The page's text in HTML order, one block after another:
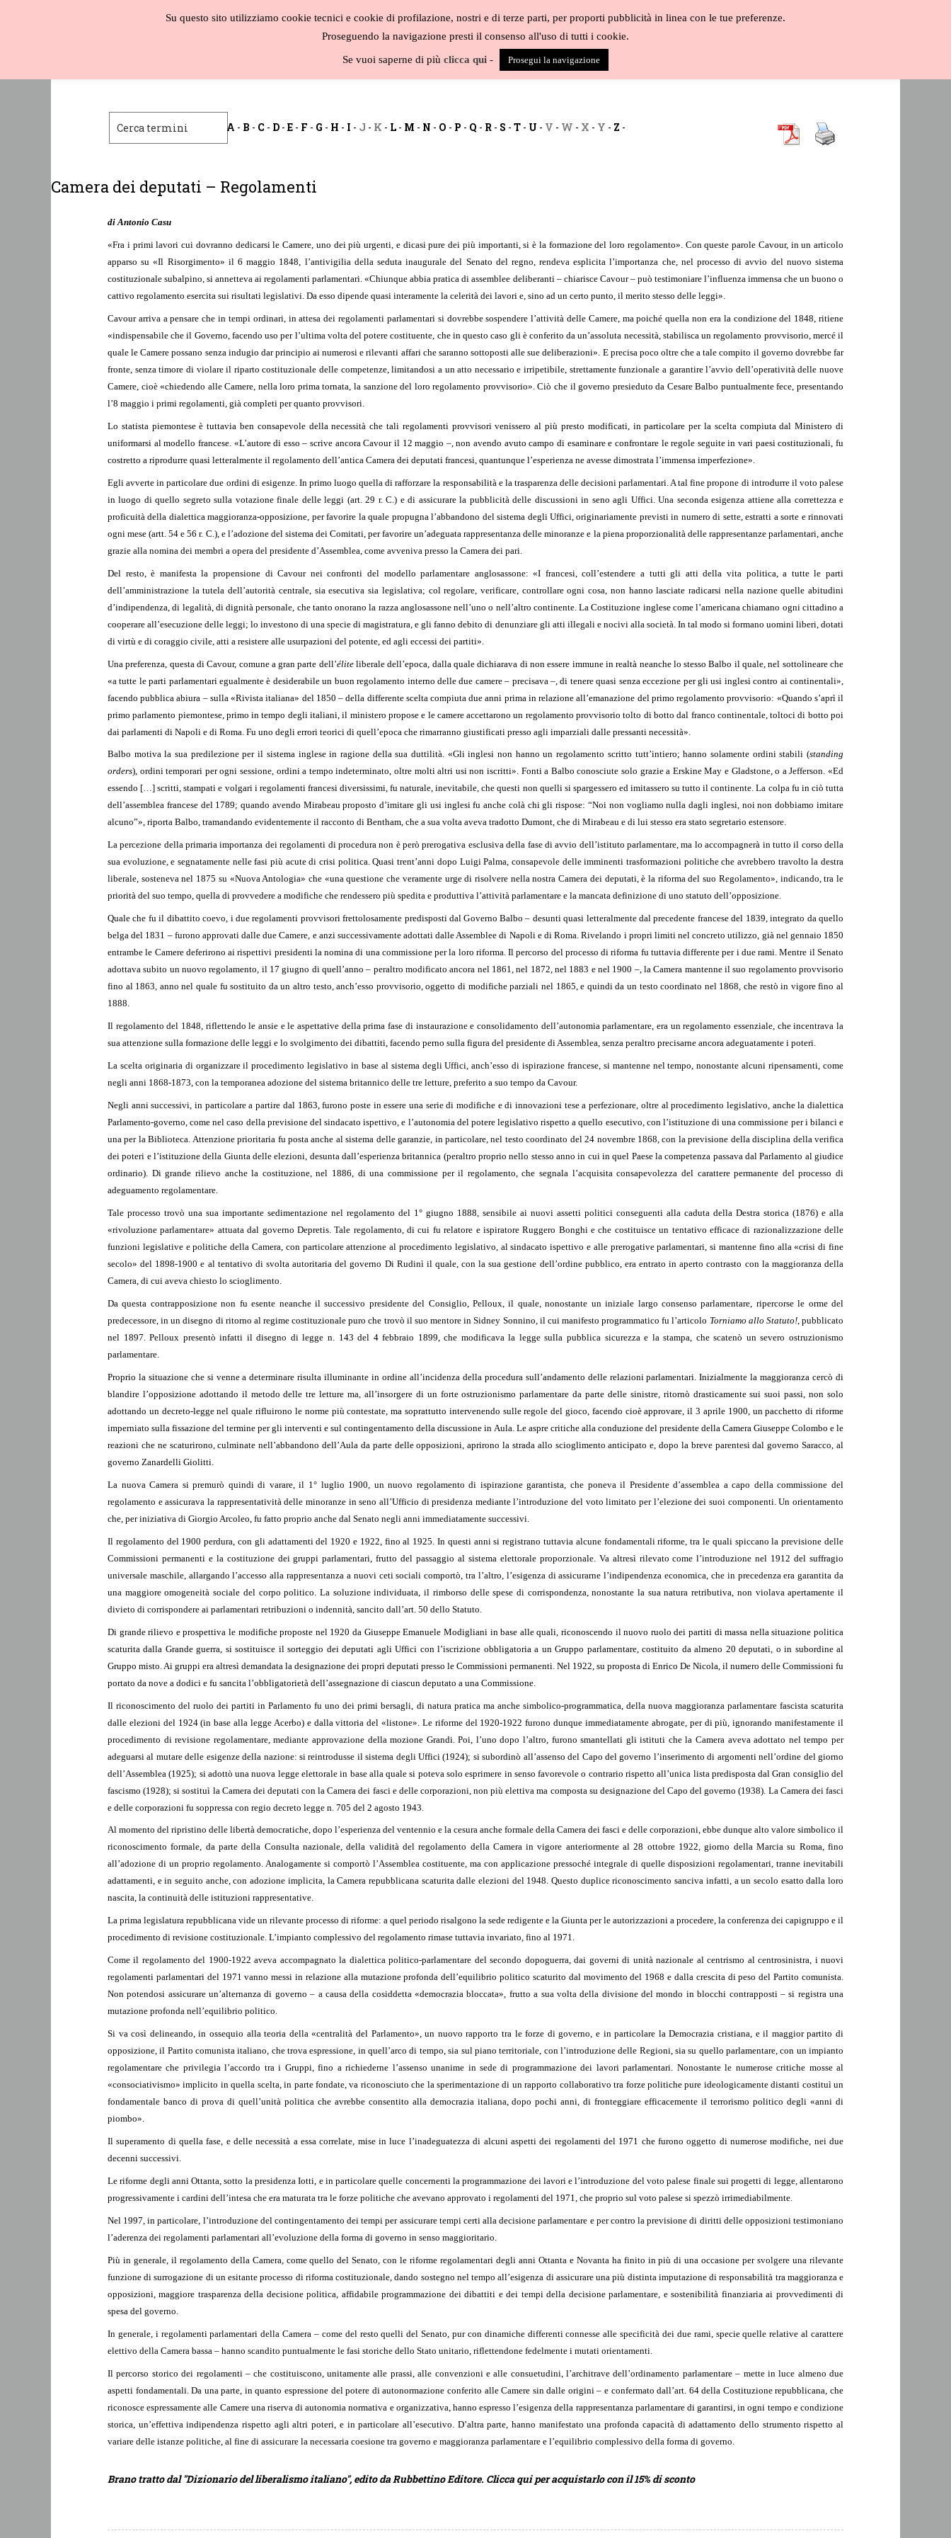
BLOG CATALOGO
A - B - C - D -E - F - G - H - I - J - K - L - M - N - O - P - Q - R - S -T - U - V - W - X - Y - Z -
Camera dei deputati – Regolamenti
di Antonio Casu
«Fra i primi lavori cui dovranno dedicarsi le Camere, uno dei più urgenti, e dicasi pure dei più importanti, si è la formazione del loro regolamento». Con queste parole Cavour, in un articolo
apparso su «Il Risorgimento» il 6 maggio 1848, l’antivigilia della seduta inaugurale del Senato del regno, rendeva esplicita l’importanza che, nel processo di avvio del nuovo sistema
costituzionale subalpino, si annetteva ai regolamenti parlamentari. «Chiunque abbia pratica di assemblee deliberanti – chiarisce Cavour – può testimoniare l’influenza immensa che un buono o
cattivo regolamento esercita sui risultati legislativi. Da esso dipende quasi interamente la celerità dei lavori e, sino ad un certo punto, il merito stesso delle leggi».
Cavour arriva a pensare che in tempi ordinari, in attesa dei regolamenti parlamentari si dovrebbe sospendere l’attività delle Camere, ma poiché quella non era la condizione del 1848, ritiene
«indispensabile che il Governo, facendo uso per l’ultima volta del potere costituente, che in questo caso gli è conferito da un’assoluta necessità, stabilisca un regolamento provvisorio, mercé il
quale le Camere possano senza indugio dar principio ai numerosi e rilevanti affari che saranno sottoposti alle sue deliberazioni». E precisa poco oltre che a tale compito il governo dovrebbe far
fronte, senza timore di violare il riparto costituzionale delle competenze, limitandosi a un atto necessario e irripetibile, strettamente funzionale a garantire l’avvio dell’operatività delle nuove
Camere, cioè «chiedendo alle Camere, nella loro prima tornata, la sanzione del loro regolamento provvisorio». Ciò che il governo presieduto da Cesare Balbo puntualmente fece, presentando
l’8 maggio i primi regolamenti, già completi per quanto provvisori.
Lo statista piemontese è tuttavia ben consapevole della necessità che tali regolamenti provvisori venissero al più presto modificati, in particolare per la scelta compiuta dal Ministero di
uniformarsi al modello francese. «L’autore di esso – scrive ancora Cavour il 12 maggio –, non avendo avuto campo di esaminare e confrontare le regole seguite in vari paesi costituzionali, fu
costretto a riprodurre quasi letteralmente il regolamento dell’antica Camera dei deputati francesi, quantunque l’esperienza ne avesse dimostrata l’immensa imperfezione».
Egli avverte in particolare due ordini di esigenze. In primo luogo quella di rafforzare la responsabilità e la trasparenza delle decisioni parlamentari. A tal fine propone di introdurre il voto palese
in luogo di quello segreto sulla votazione finale delle leggi (art. 29 r. C.) e di assicurare la pubblicità delle discussioni in seno agli Uffici. Una seconda esigenza attiene alla correttezza e
proficuità della dialettica maggioranza-opposizione, per favorire la quale propugna l’abbandono del sistema degli Uffici, originariamente previsti in numero di sette, estratti a sorte e rinnovati
ogni mese (artt. 54 e 56 r. C.), e l’adozione del sistema dei Comitati, per favorire un’adeguata rappresentanza delle minoranze e la piena proporzionalità delle rappresentanze parlamentari, anche
grazie alla nomina dei membri a opera del presidente d’Assemblea, come avveniva presso la Camera dei pari.
Del resto, è manifesta la propensione di Cavour nei confronti del modello parlamentare anglosassone: «I francesi, coll’estendere a tutti gli atti della vita politica, a tutte le parti
dell’amministrazione la tutela dell’autorità centrale, sia esecutiva sia legislativa; col regolare, verificare, controllare ogni cosa, non hanno lasciate radicarsi nella nazione quelle abitudini
d’indipendenza, di legalità, di dignità personale, che tanto onorano la razza anglosassone nell’uno o nell’altro continente. La Costituzione inglese come l’americana chiamano ogni cittadino a
cooperare all’esecuzione delle leggi; lo investono di una specie di magistratura, e gli fanno debito di denunziare gli atti illegali e nocivi alla società. In tal modo si formano uomini liberi, dotati
di virtù e di coraggio civile, atti a resistere alle usurpazioni del potente, ed agli eccessi dei partiti».
Una preferenza, questa di Cavour, comune a gran parte dell’éliteliberale dell’epoca, dalla quale dichiarava di non essere immune in realtà neanche lo stesso Balbo il quale, nel sottolineare che
«a tutte le parti parlamentari egualmente è desiderabile un buon regolamento interno delle due camere – precisava –, di tenere quasi senza eccezione per gli usi inglesi contro ai continentali»,
facendo pubblica abiura – sulla «Rivista italiana» del 1850 – della differente scelta compiuta due anni prima in relazione all’emanazione del primo regolamento provvisorio: «Quando s’aprì il
primo parlamento piemontese, primo in tempo degli italiani, il ministero propose e le camere accettarono un regolamento provvisorio tolto di botto dal franco continentale, toltoci di botto poi
dai parlamenti di Napoli e di Roma. Fu uno degli errori teorici di quell’epoca che rimarranno giustificati presso agli imparziali dalle pressanti necessità».
Balbo motiva la sua predilezione per il sistema inglese in ragione della sua duttilità. «Gli inglesi non hanno un regolamento scritto tutt’intiero; hanno solamente ordini stabili (standing
orders), ordini temporari per ogni sessione, ordini a tempo indeterminato, oltre molti altri usi non iscritti». Fonti a Balbo conosciute solo grazie a Erskine May e Gladstone, o a Jefferson. «Ed
essendo […] scritti, stampati e volgari i regolamenti francesi diversissimi, fu naturale, inevitabile, che questi non quelli si spargessero ed imitassero su tutto il continente. La colpa fu in ciò tutta
dell’assemblea francese del 1789; quando avendo Mirabeau proposto d’imitare gli usi inglesi fu anche colà chi gli rispose: “Noi non vogliamo nulla dagli inglesi, noi non dobbiamo imitare
alcuno”», riporta Balbo, tramandando evidentemente il racconto di Bentham, che a sua volta aveva tradotto Dumont, che di Mirabeau e di lui stesso era stato segretario estensore.
La percezione della primaria importanza dei regolamenti di procedura non è però prerogativa esclusiva della fase di avvio dell’istituto parlamentare, ma lo accompagnerà in tutto il corso della
sua evoluzione, e segnatamente nelle fasi più acute di crisi politica. Quasi trent’anni dopo Luigi Palma, consapevole delle imminenti trasformazioni politiche che avrebbero travolto la destra
liberale, sosteneva nel 1875 su «Nuova Antologia» che «una questione che veramente urge di risolvere nella nostra Camera dei deputati, è la riforma del suo Regolamento», indicando, tra le
priorità del suo tempo, quella di provvedere a modifiche che rendessero più spedita e produttiva l’attività parlamentare e la mancata definizione di uno statuto dell’opposizione.
Quale che fu il dibattito coevo, i due regolamenti provvisori frettolosamente predisposti dal Governo Balbo – desunti quasi letteralmente dal precedente francese del 1839, integrato da quello
belga del 1831 – furono approvati dalle due Camere, e anzi successivamente adottati dalle Assemblee di Napoli e di Roma. Rivelando i propri limiti nel concreto utilizzo, già nel gennaio 1850
entrambe le Camere deferirono ai rispettivi presidenti la nomina di una commissione per la loro riforma. Il percorso del processo di riforma fu tuttavia differente per i due rami. Mentre il Senato
adottava subito un nuovo regolamento, il 17 giugno di quell’anno – peraltro modificato ancora nel 1861, nel 1872, nel 1883 e nel 1900 –, la Camera mantenne il suo regolamento provvisorio
fino al 1863, anno nel quale fu sostituito da un altro testo, anch’esso provvisorio, oggetto di modifiche parziali nel 1865, e quindi da un testo coordinato nel 1868, che restò in vigore fino al
1888.
Il regolamento del 1848, riflettendo le ansie e le aspettative della prima fase di instaurazione e consolidamento dell’autonomia parlamentare, era un regolamento essenziale, che incentrava la
sua attenzione sulla formazione delle leggi e lo svolgimento dei dibattiti, facendo perno sulla figura del presidente di Assemblea, senza peraltro precisarne ancora adeguatamente i poteri.
La scelta originaria di organizzare il procedimento legislativo in base al sistema degli Uffici, anch’esso di ispirazione francese, si mantenne nel tempo, nonostante alcuni ripensamenti, come
negli anni 1868-1873, con la temporanea adozione del sistema britannico delle tre letture, preferito a suo tempo da Cavour.
Negli anni successivi, in particolare a partire dal 1863, furono poste in essere una serie di modifiche e di innovazioni tese a perfezionare, oltre al procedimento legislativo, anche la dialettica
Parlamento-governo, come nel caso della previsione del sindacato ispettivo, e l’autonomia del potere legislativo rispetto a quello esecutivo, con l’istituzione di una commissione per i bilanci e
una per la Biblioteca. Attenzione prioritaria fu posta anche al sistema delle garanzie, in particolare, nel testo coordinato del 24 novembre 1868, con la previsione della disciplina della verifica
dei poteri e l’istituzione della Giunta delle elezioni, desunta dall’esperienza britannica (peraltro proprio nello stesso anno in cui in quel Paese la competenza passava dal Parlamento al giudice
ordinario). Di grande rilievo anche la costituzione, nel 1886, di una commissione per il regolamento, che segnala l’acquisita consapevolezza del carattere permanente del processo di
adeguamento regolamentare.
Tale processo trovò una sua importante sedimentazione nel regolamento del 1° giugno 1888, sensibile ai nuovi assetti politici conseguenti alla caduta della Destra storica (1876) e alla
«rivoluzione parlamentare» attuata dal governo Depretis. Tale regolamento, di cui fu relatore e ispiratore Ruggero Bonghi e che costituisce un tentativo efficace di razionalizzazione delle
funzioni legislative e politiche della Camera, con particolare attenzione al procedimento legislativo, al sindacato ispettivo e alle prerogative parlamentari, si mantenne fino alla «crisi di fine
secolo» del 1898-1900 e al tentativo di svolta autoritaria del governo Di Rudinì il quale, con la sua gestione dell’ordine pubblico, era entrato in aperto contrasto con la maggioranza della
Camera, di cui aveva chiesto lo scioglimento.
Da questa contrapposizione non fu esente neanche il successivo presidente del Consiglio, Pelloux, il quale, nonostante un iniziale largo consenso parlamentare, ripercorse le orme del
predecessore, in un disegno di ritorno al regime costituzionale puro che trovò il suo mentore in Sidney Sonnino, il cui manifesto programmatico fu l’articolo Torniamo allo Statuto!, pubblicato
nel 1897. Pelloux presentò infatti il disegno di legge n. 143 del 4 febbraio 1899, che modificava la legge sulla pubblica sicurezza e la stampa, che scatenò un severo ostruzionismo
parlamentare.
Proprio la situazione che si venne a determinare risulta illuminante in ordine all’incidenza della procedura sull’andamento delle relazioni parlamentari. Inizialmente la maggioranza cercò di
blandire l’opposizione adottando il metodo delle tre letture ma, all’insorgere di un forte ostruzionismo parlamentare da parte delle sinistre, ritornò drasticamente sui suoi passi, non solo
adottando un decreto-legge nel quale rifluirono le norme più contestate, ma soprattutto intervenendo sulle regole del gioco, facendo cioè approvare, il 3 aprile 1900, un pacchetto di riforme
imperniato sulla fissazione del termine per gli interventi e sul contingentamento della discussione in Aula. Le aspre critiche alla conduzione del presidente della Camera Giuseppe Colombo e le
reazioni che ne scaturirono, culminate nell’abbandono dell’Aula da parte delle opposizioni, aprirono la strada allo scioglimento anticipato e, dopo la breve parentesi dal governo Saracco, al
governo Zanardelli Giolitti.
La nuova Camera si premurò quindi di varare, il 1° luglio 1900, un nuovo regolamento di ispirazione garantista, che poneva il Presidente d’assemblea a capo della commissione del
regolamento e assicurava la rappresentatività delle minoranze in seno all’Ufficio di presidenza mediante l’introduzione del voto limitato per l’elezione dei suoi componenti. Un orientamento
che, per iniziativa di Giorgio Arcoleo, fu fatto proprio anche dal Senato negli anni immediatamente successivi.
Il regolamento del 1900 perdura, con gli adattamenti del 1920 e 1922, fino al 1925. In questi anni si registrano tuttavia alcune fondamentali riforme, tra le quali spiccano la previsione delle
Commissioni permanenti e la costituzione dei gruppi parlamentari, frutto del passaggio al sistema elettorale proporzionale. Va altresì rilevato come l’introduzione nel 1912 del suffragio
universale maschile, allargando l’accesso alla rappresentanza a nuovi ceti sociali comportò, tra l’altro, l’esigenza di assicurarne l’indipendenza economica, che in precedenza era garantita da
una maggiore omogeneità sociale del corpo politico. La soluzione individuata, il rimborso delle spese di corrispondenza, nonostante la sua natura retributiva, non violava apertamente il
divieto di corrispondere ai parlamentari retribuzioni o indennità, sancito dall’art. 50 dello Statuto.
Di grande rilievo e prospettiva le modifiche proposte nel 1920 da Giuseppe Emanuele Modigliani in base alle quali, riconoscendo il nuovo ruolo dei partiti di massa nella situazione politica
scaturita dalla Grande guerra, si sostituisce il sorteggio dei deputati agli Uffici con l’iscrizione obbligatoria a un Gruppo parlamentare, costituito da almeno 20 deputati, o in subordine al
Gruppo misto. Ai gruppi era altresì demandata la designazione dei propri deputati presso le Commissioni permanenti. Nel 1922, su proposta di Enrico De Nicola, il numero delle Commissioni fu
portato da nove a dodici e fu sancita l’obbligatorietà dell’assegnazione di ciascun deputato a una Commissione.
Il riconoscimento del ruolo dei partiti in Parlamento fu uno dei primi bersagli, di natura pratica ma anche simbolico-programmatica, della nuova maggioranza parlamentare fascista scaturita
dalle elezioni del 1924 (in base alla legge Acerbo) e dalla vittoria del «listone». Le riforme del 1920-1922 furono dunque immediatamente abrogate, per di più, ignorando manifestamente il
procedimento di revisione regolamentare, mediante approvazione della mozione Grandi. Poi, l’uno dopo l’altro, furono smantellati gli istituti che la Camera aveva adottato nel tempo per
adeguarsi al mutare delle esigenze della nazione: si reintrodusse il sistema degli Uffici (1924); si subordinò all’assenso del Capo del governo l’inserimento di argomenti nell’ordine del giorno
dell’Assemblea (1925); si adottò una nuova legge elettorale in base alla quale si poteva solo esprimere in senso favorevole o contrario rispetto all’unica lista predisposta dal Gran consiglio del
fascismo (1928); si sostituì la Camera dei deputati con la Camera dei fasci e delle corporazioni, non più elettiva ma composta su designazione del Capo del governo (1938). La Camera dei fasci
e delle corporazioni fu soppressa con regio decreto legge n. 705 del 2 agosto 1943.
Al momento del ripristino delle libertà democratiche, dopo l’esperienza del ventennio e la cesura anche formale della Camera dei fasci e delle corporazioni, ebbe dunque alto valore simbolico il
riconoscimento formale, da parte della Consulta nazionale, della validità del regolamento della Camera in vigore anteriormente al 28 ottobre 1922, giorno della Marcia su Roma, fino
all’adozione di un proprio regolamento. Analogamente si comportò l’Assemblea costituente, ma con applicazione pressoché integrale di quelle disposizioni regolamentari, tranne inevitabili
adattamenti, e in seguito anche, con adozione implicita, la Camera repubblicana scaturita dalle elezioni del 1948. Questo duplice riconoscimento sanciva infatti, a un secolo esatto dalla loro
nascita, la continuità delle istituzioni rappresentative.
La prima legislatura repubblicana vide un rilevante processo di riforme: a quel periodo risalgono la sede redigente e la Giunta per le autorizzazioni a procedere, la conferenza dei capigruppo e il
procedimento di revisione costituzionale. L’impianto complessivo del regolamento rimase tuttavia invariato, fino al 1971.
Come il regolamento del 1900-1922 aveva accompagnato la dialettica politico-parlamentare del secondo dopoguerra, dai governi di unità nazionale al centrismo al centrosinistra, i nuovi
regolamenti parlamentari del 1971 vanno messi in relazione alla mutazione profonda dell’equilibrio politico scaturito dal movimento del 1968 e dalla crescita di peso del Partito comunista.
Non potendosi assicurare un’alternanza di governo – a causa della cosiddetta «democrazia bloccata», frutto a sua volta della divisione del mondo in blocchi contrapposti – si registra una
mutazione profonda nell’equilibrio politico.
Si va così delineando, in ossequio alla teoria della «centralità del Parlamento», un nuovo rapporto tra le forze di governo, e in particolare la Democrazia cristiana, e il maggior partito di
opposizione, il Partito comunista italiano, che trova espressione, in quell’arco di tempo, sia sul piano territoriale, con l’introduzione delle Regioni, sia su quello parlamentare, con un impianto
regolamentare che privilegia l’accordo tra i Gruppi, fino a richiederne l’assenso unanime in sede di programmazione dei lavori parlamentari. Nonostante le numerose critiche mosse al
«consociativismo» implicito in quella scelta, in parte fondate, va riconosciuto che la sperimentazione di un rapporto collaborativo tra forze politiche pure ideologicamente distanti costituì un
fondamentale banco di prova di quell’unità politica che avrebbe consentito alla democrazia italiana, dopo pochi anni, di fronteggiare efficacemente il terrorismo politico degli «anni di
piombo».
Il superamento di quella fase, e delle necessità a essa correlate, mise in luce l’inadeguatezza di alcuni aspetti dei regolamenti del 1971 che furono oggetto di numerose modifiche, nei due
decenni successivi.
Le riforme degli anni Ottanta, sotto la presidenza Iotti, e in particolare quelle concernenti la programmazione dei lavori e l’introduzione del voto palese finale sui progetti di legge, allentarono
progressivamente i cardini dell’intesa che era maturata tra le forze politiche che avevano approvato i regolamenti del 1971, che proprio sul voto palese si spezzò irrimediabilmente.
Nel 1997, in particolare, l’introduzione del contingentamento dei tempi per assicurare tempi certi alla decisione parlamentare e per contro la previsione di diritti delle opposizioni testimoniano
l’aderenza dei regolamenti parlamentari all’evoluzione della forma di governo in senso maggioritario.
Più in generale, il regolamento della Camera, come quello del Senato, con le riforme regolamentari degli anni Ottanta e Novanta ha finito in più di una occasione per svolgere una rilevante
funzione di surrogazione di un esitante processo di riforma costituzionale, dando sostegno nel tempo all’esigenza di assicurare una più distinta imputazione di responsabilità tra maggioranza e
opposizioni, maggiore trasparenza della decisione politica, affidabile programmazione dei dibattiti e dei tempi della decisione parlamentare, e sostenibilità finanziaria ai provvedimenti di
spesa del governo.
In generale, i regolamenti parlamentari della Camera – come del resto quelli del Senato, pur con dinamiche differenti connesse alle specificità dei due rami, specie quelle relative al carattere
elettivo della Camera bassa – hanno scandito puntualmente le fasi storiche dello Stato unitario, riflettendone fedelmente i mutati orientamenti.
Il percorso storico dei regolamenti – che costituiscono, unitamente alle prassi, alle convenzioni e alle consuetudini, l’architrave dell’ordinamento parlamentare – mette in luce almeno due
aspetti fondamentali. Da una parte, in quanto espressione del potere di autonormazione conferito alle Camere sin dalle origini – e confermato dall’art. 64 della Costituzione repubblicana, che
riconosce espressamente alle Camere una riserva di autonomia normativa e organizzativa, hanno espresso l’esigenza della rappresentanza parlamentare di garantirsi, in ogni tempo e condizione
storica, un’effettiva indipendenza rispetto agli altri poteri, e in particolare all’esecutivo. D’altra parte, hanno manifestato una profonda capacità di adattamento dello strumento rispetto al
variare delle istanze politiche, al fine di assicurare la necessaria coesione tra governo e maggioranza parlamentare e l’equilibrio complessivo della forma di governo.
Brano tratto dal "Dizionario del liberalismo italiano", edito da Rubbettino Editore. Clicca qui per acquistarlo con il 15% di sconto
Su questo sito utilizziamo cookie tecnici e cookie di profilazione, nostri e di terze parti, per proporti pubblicità in linea con le tue preferenze.
Proseguendo la navigazione presti il consenso all'uso di tutti i cookie.
Se vuoi saperne di più clicca qui - Prosegui la navigazione